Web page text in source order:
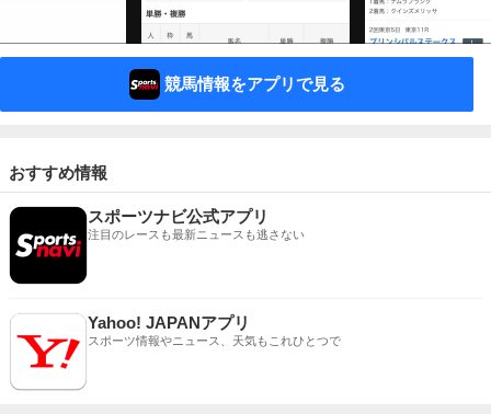
競馬情報をアプリで見る
おすすめ情報
スポーツナビ公式アプリ
注目のレースも最新ニュースも逃さない
Yahoo! JAPANアプリ
スポーツ情報やニュース、天気もこれひとつで